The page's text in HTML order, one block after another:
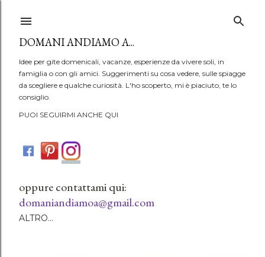
DOMANI ANDIAMO A...
Idee per gite domenicali, vacanze, esperienze da vivere soli, in
famiglia o con gli amici. Suggerimenti su cosa vedere, sulle spiagge
da scegliere e qualche curiosità. L'ho scoperto, mi è piaciuto, te lo
consiglio.
PUOI SEGUIRMI ANCHE QUI
oppure contattami qui:
domaniandiamoa@gmail.com
ALTRO…